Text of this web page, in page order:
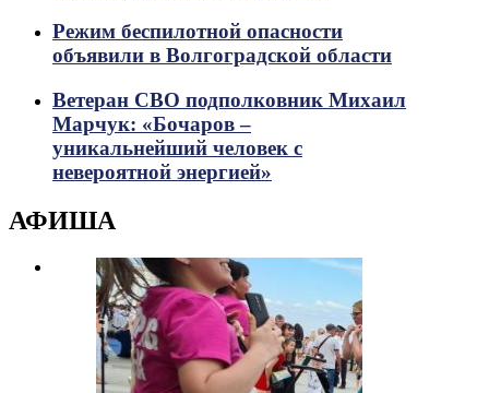
Режим беспилотной опасности
объявили в Волгоградской области
Ветеран СВО подполковник Михаил
Марчук: «Бочаров –
уникальнейший человек с
невероятной энергией»
АФИША